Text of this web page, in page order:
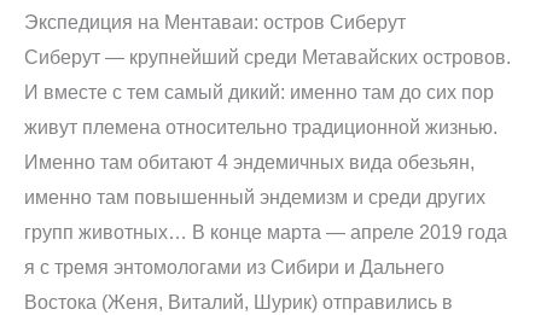
Экспедиция на Ментаваи: остров Сиберут
Сиберут — крупнейший среди Метавайских островов.
И вместе с тем самый дикий: именно там до сих пор
живут племена относительно традиционной жизнью.
Именно там обитают 4 эндемичных вида обезьян,
именно там повышенный эндемизм и среди других
групп животных… В конце марта — апреле 2019 года
я с тремя энтомологами из Сибири и Дальнего
Востока (Женя, Виталий, Шурик) отправились в